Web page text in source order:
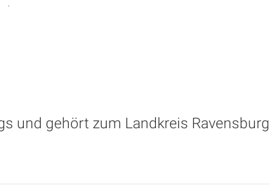
und gehört zum Landkreis Ravensburg